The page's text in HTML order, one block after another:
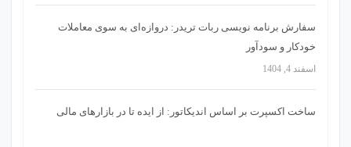
سفارش برنامه نویسی ربات تریدر: دروازه‌ای به سوی معاملات
خودکار و سودآور
اسفند 4, 1404
ساخت اکسپرت بر اساس اندیکاتور: از ایده تا در بازارهای مالی